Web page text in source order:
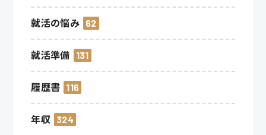
就活の悩み 62
就活準備 131
履歴書 116
年収 324